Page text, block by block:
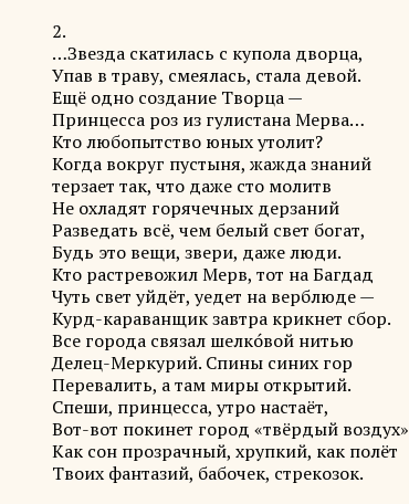
2.
…Звезда скатилась с купола дворца,
Упав в траву, смеялась, стала девой.
Ещё одно создание Творца —
Принцесса роз из гулистана Мерва…
Кто любопытство юных утолит?
Когда вокруг пустыня, жажда знаний
терзает так, что даже сто молитв
Не охладят горячечных дерзаний
Разведать всё, чем белый свет богат,
Будь это вещи, звери, даже люди.
Кто растревожил Мерв, тот на Багдад
Чуть свет уйдёт, уедет на верблюде —
Курд-караванщик завтра крикнет сбор.
Все города связал шелко́вой нитью
Делец-Меркурий. Спины синих гор
Перевалить, а там миры открытий.
Спеши, принцесса, утро настаёт,
Вот-вот покинет город «твёрдый воздух»
Как сон прозрачный, хрупкий, как полёт
Твоих фантазий, бабочек, стрекозок.